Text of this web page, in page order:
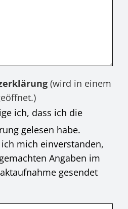
(wird in einem
ich, dass ich die
gelesen habe.
mich einverstanden,
Angaben im
gesendet